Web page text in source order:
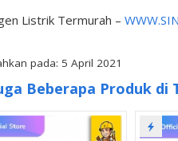
Listrik Termurah –
pada: 5 April 2021
Beberapa Produk